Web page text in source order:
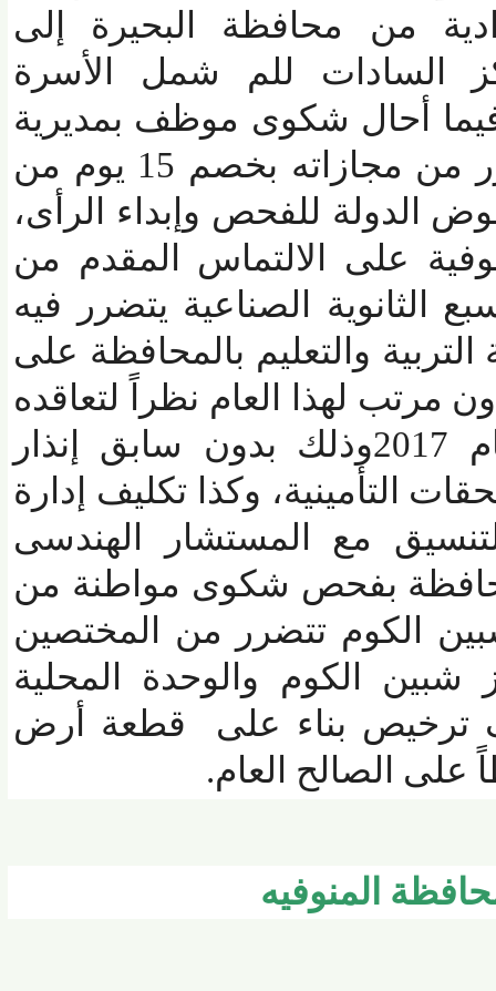
من محافظة البحيرة إلى
السادات للم شمل الأسرة
أحال شكوى موظف بمديرية
الشباب والرياضة يتضرر من مجازاته بخصم 15 يوم من
الدولة للفحص وإبداء الرأى،
على الالتماس المقدم من
الصناعية يتضرر فيه
والتعليم بالمحافظة على
لهذا العام نظراً لتعاقده
للعمل بالخارج منذ عام 2017وذلك بدون سابق إنذار
التأمينية، وكذا تكليف إدارة
مع المستشار الهندسى
بفحص شكوى مواطنة من
الكوم تتضرر من المختصين
الكوم والوحدة المحلية
ترخيص بناء على قطعة أرض
الصالح العام.
المنوفيه